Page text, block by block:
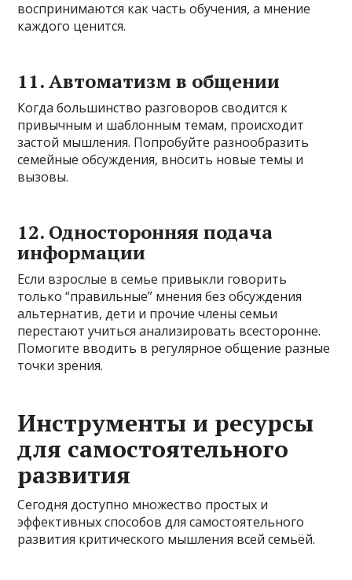
воспринимаются как часть обучения, а мнение
каждого ценится.
11. Автоматизм в общении
Когда большинство разговоров сводится к
привычным и шаблонным темам, происходит
застой мышления. Попробуйте разнообразить
семейные обсуждения, вносить новые темы и
вызовы.
12. Односторонняя подача
информации
Если взрослые в семье привыкли говорить
только “правильные” мнения без обсуждения
альтернатив, дети и прочие члены семьи
перестают учиться анализировать всесторонне.
Помогите вводить в регулярное общение разные
точки зрения.
Инструменты и ресурсы
для самостоятельного
развития
Сегодня доступно множество простых и
эффективных способов для самостоятельного
развития критического мышления всей семьёй.